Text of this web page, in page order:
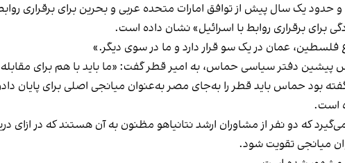
بر اساس این گزارش، در خرداد ۱۳۹۸ و حدود یک سال پیش از توافق امارات متحده عربی و
برای برقراری روابط با اسرائیل» نشان داده است.
عمان در یک سو قرار دارد و ما در سوی دیگر.»
دفتر سیاسی حماس، به امیر قطر گفت: «ما باید با هم برای مقابله
بود حماس باید قطر را به‌جای مصر به‌عنوان میانجی اصلی برای پایان
است.
که دو نفر از مشاوران ارشد نتانیاهو مظنون به آن هستند که در ازای
میانجی تقویت شود.